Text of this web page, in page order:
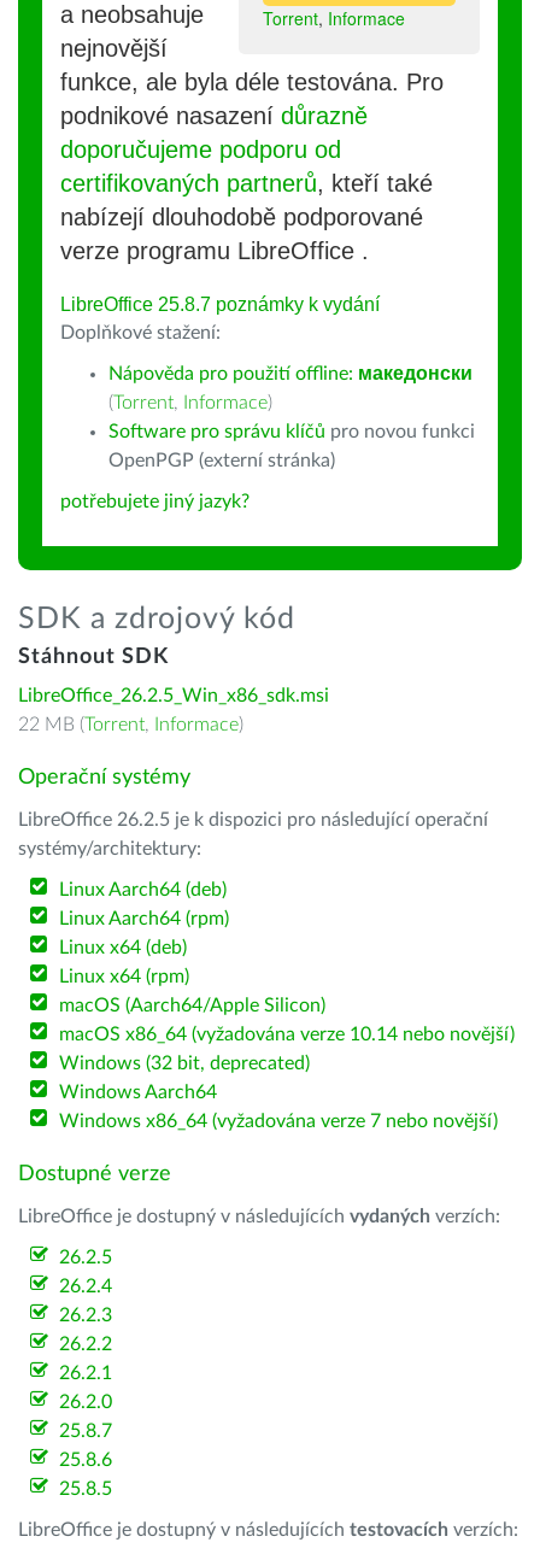
Torrent, Informace
a neobsahuje
nejnovější
funkce, ale byla déle testována. Pro
podnikové nasazení důrazně
doporučujeme podporu od
certifikovaných partnerů, kteří také
nabízejí dlouhodobě podporované
verze programu LibreOffice .
LibreOffice 25.8.7 poznámky k vydání
Doplňkové stažení:
Nápověda pro použití offline: македонски
(Torrent, Informace)
Software pro správu klíčů pro novou funkci
OpenPGP (externí stránka)
potřebujete jiný jazyk?
SDK a zdrojový kód
Stáhnout SDK
LibreOffice_26.2.5_Win_x86_sdk.msi
22 MB (Torrent, Informace)
Operační systémy
LibreOffice 26.2.5 je k dispozici pro následující operační
systémy/architektury:
Linux Aarch64 (deb)
Linux Aarch64 (rpm)
Linux x64 (deb)
Linux x64 (rpm)
macOS (Aarch64/Apple Silicon)
macOS x86_64 (vyžadována verze 10.14 nebo novější)
Windows (32 bit, deprecated)
Windows Aarch64
Windows x86_64 (vyžadována verze 7 nebo novější)
Dostupné verze
LibreOffice je dostupný v následujících vydaných verzích:
26.2.5
26.2.4
26.2.3
26.2.2
26.2.1
26.2.0
25.8.7
25.8.6
25.8.5
LibreOffice je dostupný v následujících testovacích verzích: